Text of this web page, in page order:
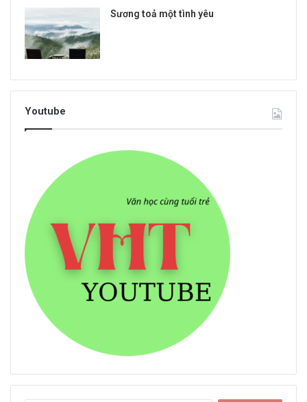
Sương toả một tình yêu
Youtube